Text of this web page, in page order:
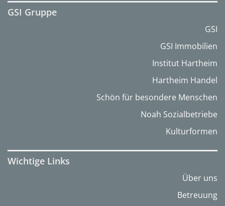
GSI Gruppe
GSI
GSI Immobilien
Institut Hartheim
Hartheim Handel
Schön für besondere Menschen
Noah Sozialbetriebe
Kulturformen
Wichtige Links
Über uns
Betreuung